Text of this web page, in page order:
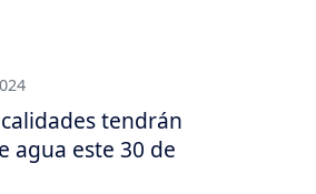
tendrán
agua este 30 de